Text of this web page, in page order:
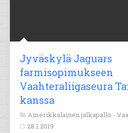
Jyväskylä Jaguars
farmisopimukseen
Vaahteraliigaseura
kanssa
Amerikkalainen jalkapallo -
28.1.2019